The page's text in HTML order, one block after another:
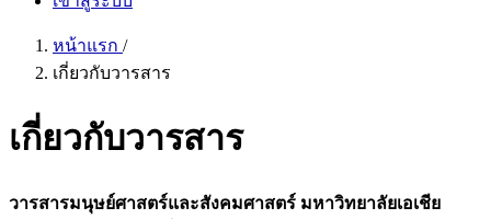
หน้าแรก /
เกี่ยวกับวารสาร
เกี่ยวกับวารสาร
วารสารมนุษย์ศาสตร์และสังคมศาสตร์ มหาวิทยาลัยเอเชีย